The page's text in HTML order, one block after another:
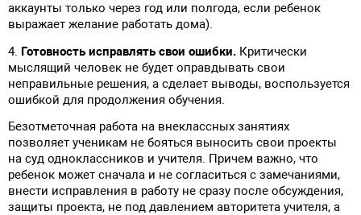
аккаунты только через год или полгода, если ребенок
выражает желание работать дома).
4. Готовность исправлять свои ошибки. Критически
мыслящий человек не будет оправдывать свои
неправильные решения, а сделает выводы, воспользуется
ошибкой для продолжения обучения.
Безотметочная работа на внеклассных занятиях
позволяет ученикам не бояться выносить свои проекты
на суд одноклассников и учителя. Причем важно, что
ребенок может сначала и не согласиться с замечаниями,
внести исправления в работу не сразу после обсуждения,
защиты проекта, не под давлением авторитета учителя, а